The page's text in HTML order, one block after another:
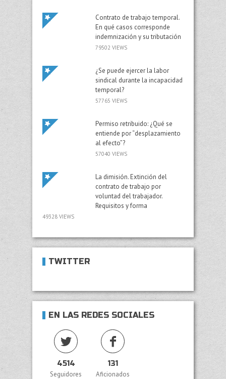
Contrato de trabajo temporal.
En qué casos corresponde
indemnización y su tributación
79502 VIEWS
¿Se puede ejercer la labor
sindical durante la incapacidad
temporal?
57765 VIEWS
Permiso retribuido: ¿Qué se
entiende por “desplazamiento
al efecto”?
57040 VIEWS
La dimisión. Extinción del
contrato de trabajo por
voluntad del trabajador.
Requisitos y forma
49328 VIEWS
TWITTER
EN LAS REDES SOCIALES
4514
Seguidores
131
Aficionados